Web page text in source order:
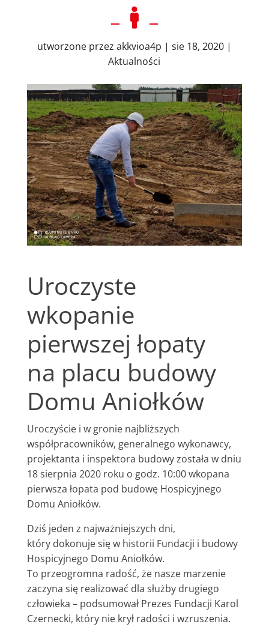

utworzone przez akkvioa4p | sie 18, 2020|
Aktualności
Uroczyste
wkopanie
pierwszej łopaty
na placu budowy
Domu Aniołków
Uroczyście i w gronie najbliższych
współpracowników, generalnego wykonawcy,
projektanta i inspektora budowy została w dniu
18 sierpnia 2020 roku o godz. 10:00 wkopana
pierwsza łopata pod budowę Hospicyjnego
Domu Aniołków.
Dziś jeden z najważniejszych dni,
który dokonuje się w historii Fundacji i budowy
Hospicyjnego Domu Aniołków.
To przeogromna radość, że nasze marzenie
zaczyna się realizować dla służby drugiego
człowieka – podsumował Prezes Fundacji Karol
Czernecki, który nie krył radości i wzruszenia.